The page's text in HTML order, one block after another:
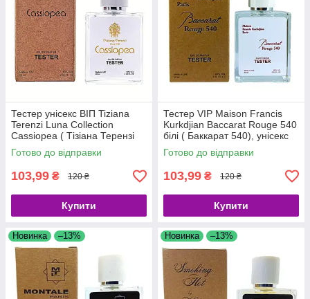
Тестер унісекс ВІП Tiziana
Terenzi Luna Collection
Cassiopea ( Тізіана Терензі
Місяць Кассіопія), 60 мл
Готово до відправки
103,99 ₴ 120 ₴
Купити
Тестер VIP Maison Francis
Kurkdjian Baccarat Rouge 540
білі ( Баккарат 540), унісекс
60 мл
Готово до відправки
103,99 ₴ 120 ₴
Купити
Новинка –13% Новинка –13%